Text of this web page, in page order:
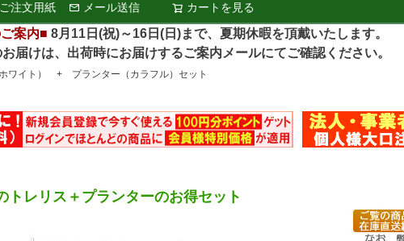
注文用紙 メール送信 カートを見る
検索
案内■ 8月11日(祝)～16日(日)まで、夏期休暇を頂戴いたします。
は、出荷時にお届けするご案内メールにてご確認ください。
ワイト） + プランター（カラフル）セット
トレリス＋プランターのお得セット